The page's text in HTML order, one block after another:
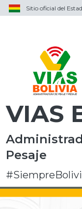
Sitio oficial del
VIAS
Pesaje